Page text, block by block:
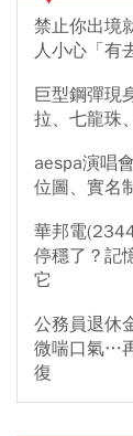
禁止你出境
人小心「有
巨型鋼彈現
拉、七龍珠
aespa演唱
位圖、實名
華邦電
停穩了？記
它
公務員退休
微喘口氣…
復